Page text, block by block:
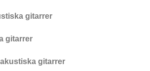
gitarrer
gitarrer
gitarrer